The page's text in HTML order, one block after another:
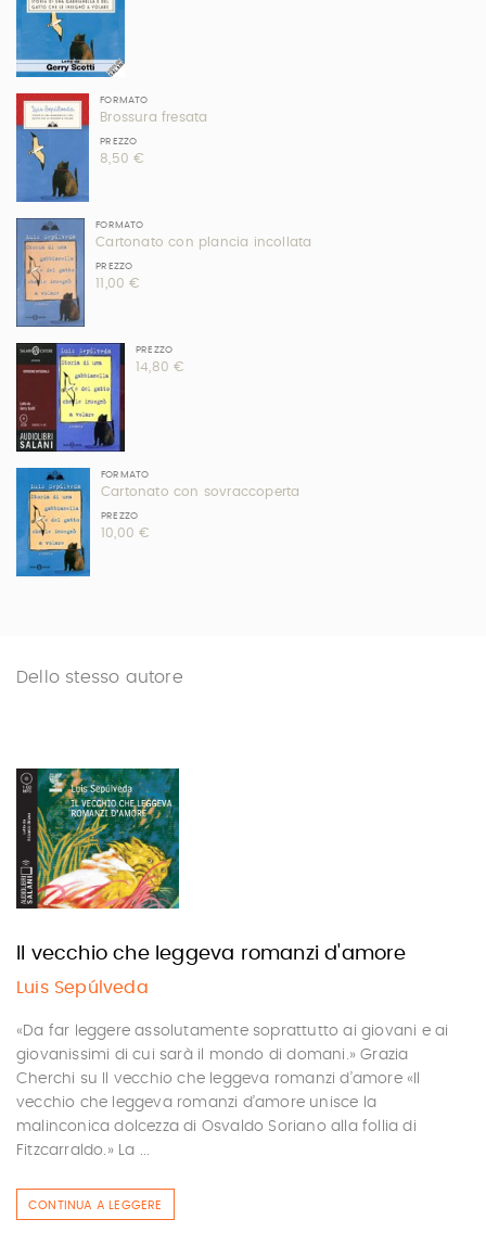
FORMATO
Brossura fresata
PREZZO
8,50 €
FORMATO
Cartonato con plancia incollata
PREZZO
11,00 €
PREZZO
14,80 €
FORMATO
Cartonato con sovraccoperta
PREZZO
10,00 €
Dello stesso autore
Il vecchio che leggeva romanzi d'amore
Luis Sepúlveda
«Da far leggere assolutamente soprattutto ai giovani e ai
giovanissimi di cui sarà il mondo di domani.» Grazia
Cherchi su Il vecchio che leggeva romanzi d’amore «Il
vecchio che leggeva romanzi d’amore unisce la
malinconica dolcezza di Osvaldo Soriano alla follia di
Fitzcarraldo.» La ...
CONTINUA A LEGGERE